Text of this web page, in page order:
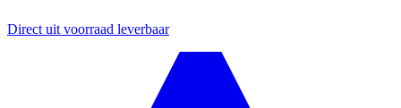
Direct uit voorraad leverbaar